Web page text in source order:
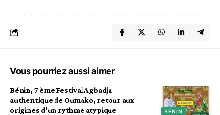
Vous pourriez aussi aimer
BÉNIN
Bénin, 7 ème Festival Agbadja
authentique de Oumako, retour aux
origines d’un rythme atypique